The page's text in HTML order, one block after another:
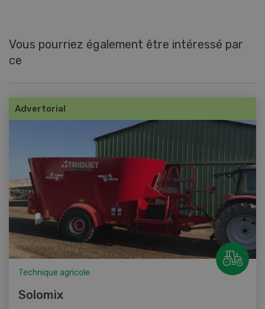
Vous pourriez également être intéressé par
ce
Advertorial
Technique agricole
Solomix